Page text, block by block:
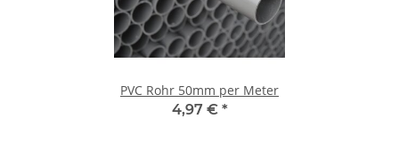
PVC Rohr 50mm per Meter
4,97 € *